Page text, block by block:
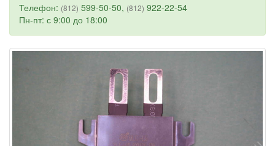
Телефон: (812) 599-50-50, (812) 922-22-54
Пн-пт: с 9:00 до 18:00